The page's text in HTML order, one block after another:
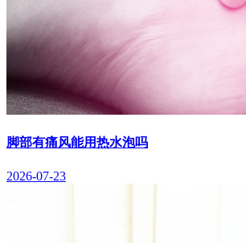
脚部有痛风能用热水泡吗
2026-07-23